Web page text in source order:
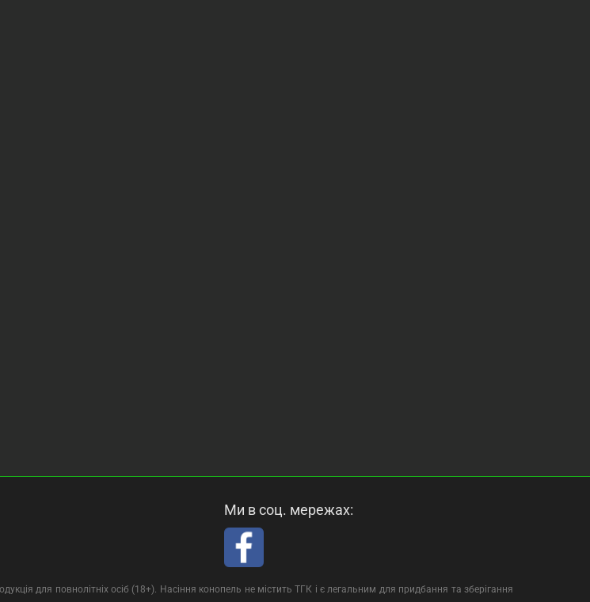
Ми в соц. мережах:
для повнолітніх осіб (18+). Насіння конопель не містить ТГК і є легальним для придбання та зберігання